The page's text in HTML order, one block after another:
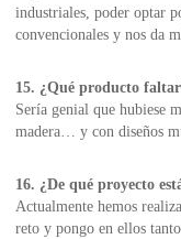
industriales, poder optar
convencionales y nos da
15. ¿Qué producto
Sería genial que hubiese
madera… y con diseños
16. ¿De qué proyecto
Actualmente hemos
reto y pongo en ellos